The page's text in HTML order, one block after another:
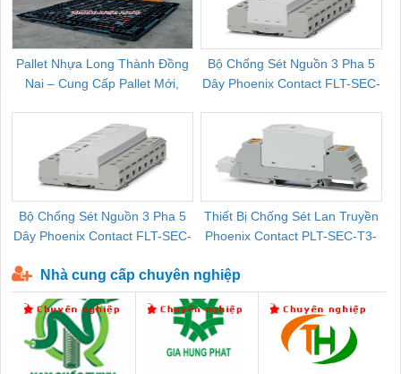
Pallet Nhựa Long Thành Đồng
Nai – Cung Cấp Pallet Mới,
Bộ Chống Sét Nguồn 3 Pha 5
Dây Phoenix Contact FLT-SEC-
Bộ Chống Sét Nguồn 3 Pha 5
Dây Phoenix Contact FLT-SEC-
Thiết Bị Chống Sét Lan Truyền
Phoenix Contact PLT-SEC-T3-
Nhà cung cấp chuyên nghiệp